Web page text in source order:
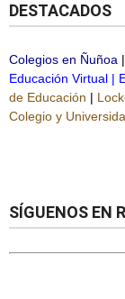
DESTACADOS
Colegios en Ñuñoa |
Educación Virtual |
de Educación |
Colegio y
SÍGUENOS EN